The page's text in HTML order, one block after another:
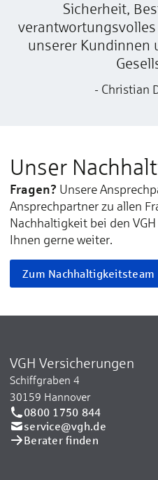
Sicherheit,
unserer Kundinnen
- Christian
Unser
Fragen? Unsere
Ansprechpartner zu allen
Nachhaltigkeit bei den
Ihnen gerne weiter.
Zum Nachhaltigkeitsteam
VGH Versicherungen
Schiffgraben 4
30159 Hannover
0800 1750 844
service@vgh.de
Berater finden